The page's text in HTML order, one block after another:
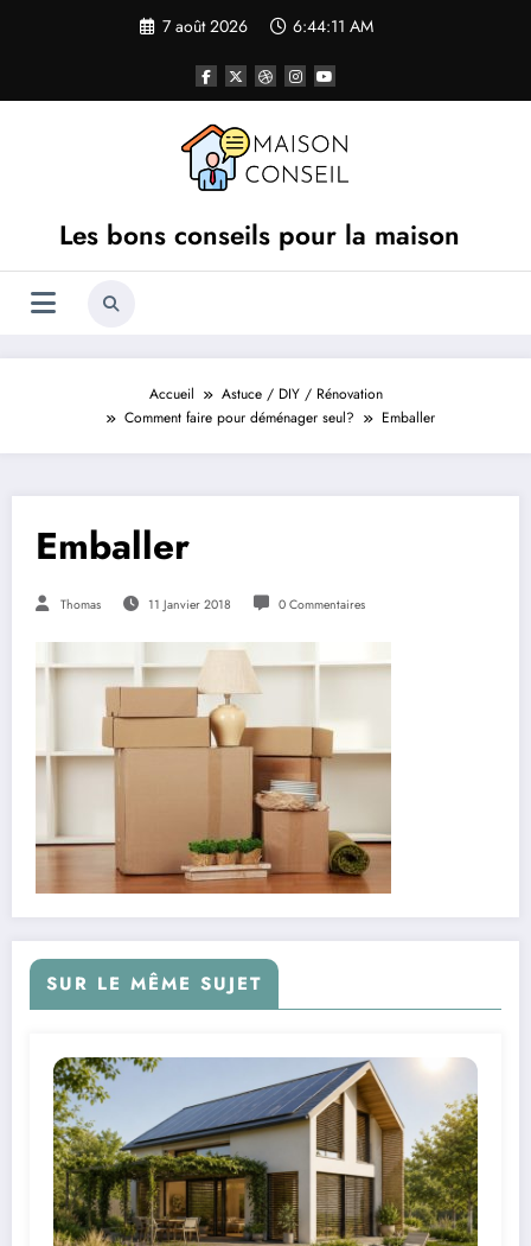
7 août 2026 6:44:11 AM
Les bons conseils pour la maison
Accueil
Astuce / DIY / Rénovation
Comment faire pour déménager seul?
Emballer
Emballer
Thomas 11 Janvier 2018 0 Commentaires
SUR LE MÊME SUJET